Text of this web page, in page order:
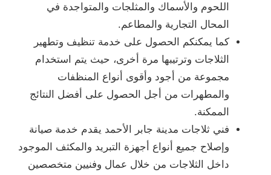
اللحوم والأسماك والمثلجات والمتواجدة في
المحال التجارية والمطاعم.
كما يمكنكم الحصول على خدمة تنظيف وتطهير
الثلاجات وترتيبها مرة أخرى، حيث يتم استخدام
مجموعة من أجود وأقوى أنواع المنظفات
والمطهرات من أجل الحصول على أفضل النتائج
الممكنة.
فني ثلاجات مدينة جابر الأحمد يقدم خدمة صيانة
وإصلاح جميع أنواع أجهزة التبريد والمكثف الموجود
داخل الثلاجات من خلال عمال وفنيين متخصصين